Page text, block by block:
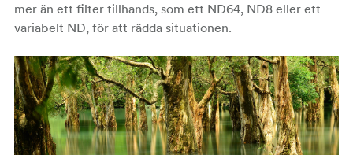
mer än ett filter tillhands, som ett ND64, ND8 eller ett
variabelt ND, för att rädda situationen.